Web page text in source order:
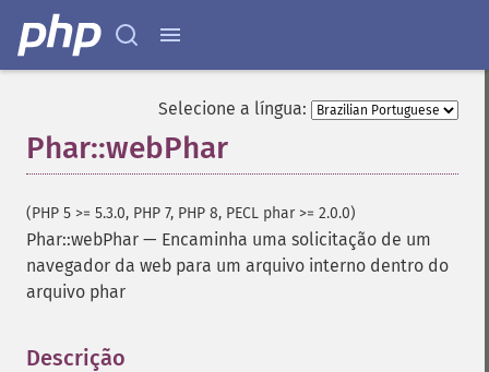
Selecione a língua:
Phar::webPhar
(PHP 5 >= 5.3.0, PHP 7, PHP 8, PECL phar >= 2.0.0)
Phar::webPhar — Encaminha uma solicitação de um
navegador da web para um arquivo interno dentro do
arquivo phar
Descrição